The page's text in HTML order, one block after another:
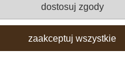
O firmie
Moje konto
dostosuj zgody
zaakceptuj wszystkie